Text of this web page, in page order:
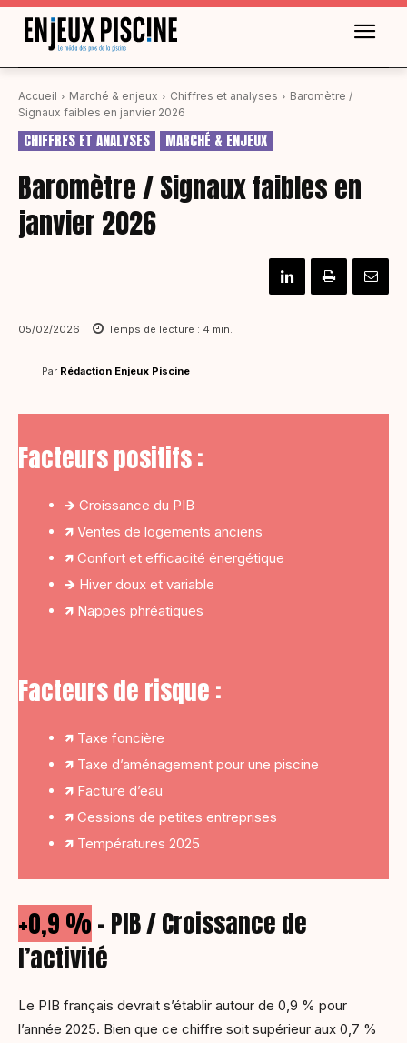
Accueil Marché & enjeux Chiffres et analyses
Baromètre /
Signaux faibles en janvier 2026
CHIFFRES ET ANALYSES MARCHÉ & ENJEUX
Baromètre / Signaux faibles en
janvier 2026
05/02/2026 Temps de lecture : 4 min.
Par Rédaction Enjeux Piscine
Facteurs positifs :
🡺 Croissance du PIB
🡽 Ventes de logements anciens
🡽 Confort et efficacité énergétique
🡺 Hiver doux et variable
🡽 Nappes phréatiques
Facteurs de risque :
🡽 Taxe foncière
🡽 Taxe d’aménagement pour une piscine
🡽 Facture d’eau
🡽 Cessions de petites entreprises
🡽 Températures 2025
+0,9 %– PIB / Croissance de
l’activité
Le PIB français devrait s’établir autour de 0,9 % pour
l’année 2025. Bien que ce chiffre soit supérieur aux 0,7 %